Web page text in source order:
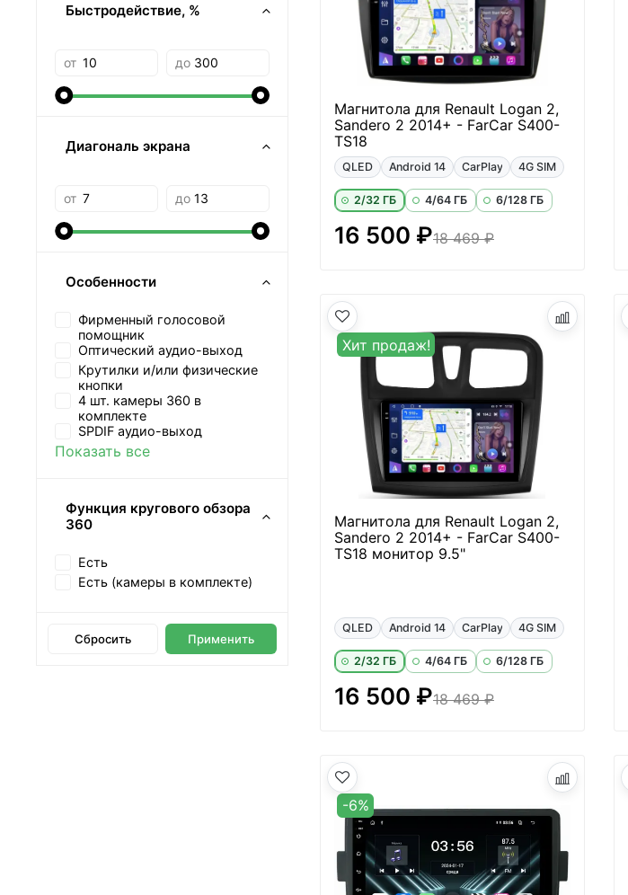
Магнитола для Renault Logan 2,
Sandero 2 2014+ - FarCar S400-
TS18
QLED Android 14 CarPlay 4G SIM
2/32 ГБ 4/64 ГБ 6/128 ГБ
16 500 ₽18 469 ₽
Хит продаж!
Магнитола для Renault Logan 2,
Sandero 2 2014+ - FarCar S400-
TS18 монитор 9.5"
QLED Android 14 CarPlay 4G SIM
2/32 ГБ 4/64 ГБ 6/128 ГБ
16 500 ₽18 469 ₽
-6%
Быстродействие, %
от до
Диагональ экрана
от до
Особенности
Фирменный голосовой
помощник
Оптический аудио-выход
Крутилки и/или физические
кнопки
4 шт. камеры 360 в
комплекте
SPDIF аудио-выход
Показать все
Функция кругового обзора
360
Есть
Есть (камеры в комплекте)
Сбросить Применить